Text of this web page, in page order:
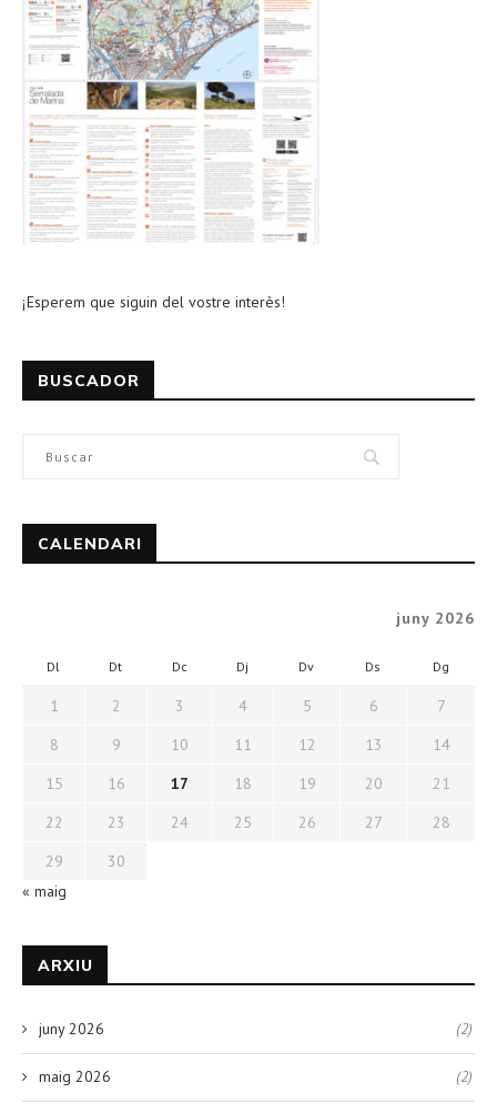
¡Esperem que siguin del vostre interès!
BUSCADOR
CALENDARI
juny 2026
Dl Dt Dc Dj Dv Ds Dg
1 2 3 4 5 6
7
8
9 10 11 12 13
14
15
16 17 18 19 20
21
22
23 24 25 26 27
28
29
30
« maig
ARXIU
juny 2026 (2)
maig 2026 (2)